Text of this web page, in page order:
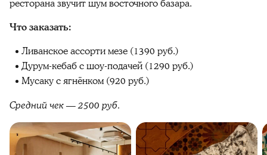
ресторана звучит шум восточного базара.
Что заказать:
Ливанское ассорти мезе (1390 руб.)
Дурум-кебаб с шоу-подачей (1290 руб.)
Мусаку с ягнёнком (920 руб.)
Средний чек — 2500 руб.